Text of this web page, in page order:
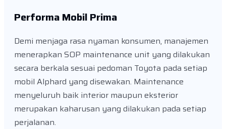
Performa Mobil Prima
Demi menjaga rasa nyaman konsumen, manajemen
menerapkan SOP maintenance unit yang dilakukan
secara berkala sesuai pedoman Toyota pada setiap
mobil Alphard yang disewakan. Maintenance
menyeluruh baik interior maupun eksterior
merupakan kaharusan yang dilakukan pada setiap
perjalanan.